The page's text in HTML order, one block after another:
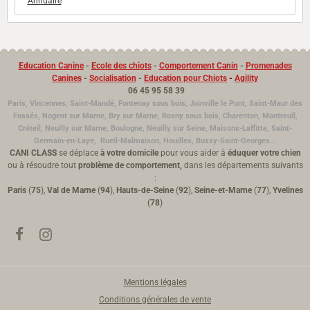
Education Canine- Ecole des chiots - Comportement Canin - Promenades
Canines - Socialisation - Education pour Chiots - Agility
06 45 95 58 39
Paris, Vincennes, Saint-Mandé, Fontenay sous bois, Joinville le Pont, Saint-Maur des
Fossés, Nogent sur Marne, Bry sur Marne, Rosny sous bois, Charenton, Montreuil,
Créteil, Neuilly sur Marne, Boulogne, Neuilly sur Seine, Maisons-Laffitte, Saint-
Germain-en-Laye, Rueil-Malmaison, Houilles, Bussy-Saint-Georges...
CANI CLASSse déplace à votre domicilepour vous aider à éduquer votre chien
ou à résoudre tout problème de comportement,dans les départements suivants
:
Paris(75), Val de Marne(94), Hauts-de-Seine(92), Seine-et-Marne(77), Yvelines
(78)
Mentions légales
Conditions générales de vente